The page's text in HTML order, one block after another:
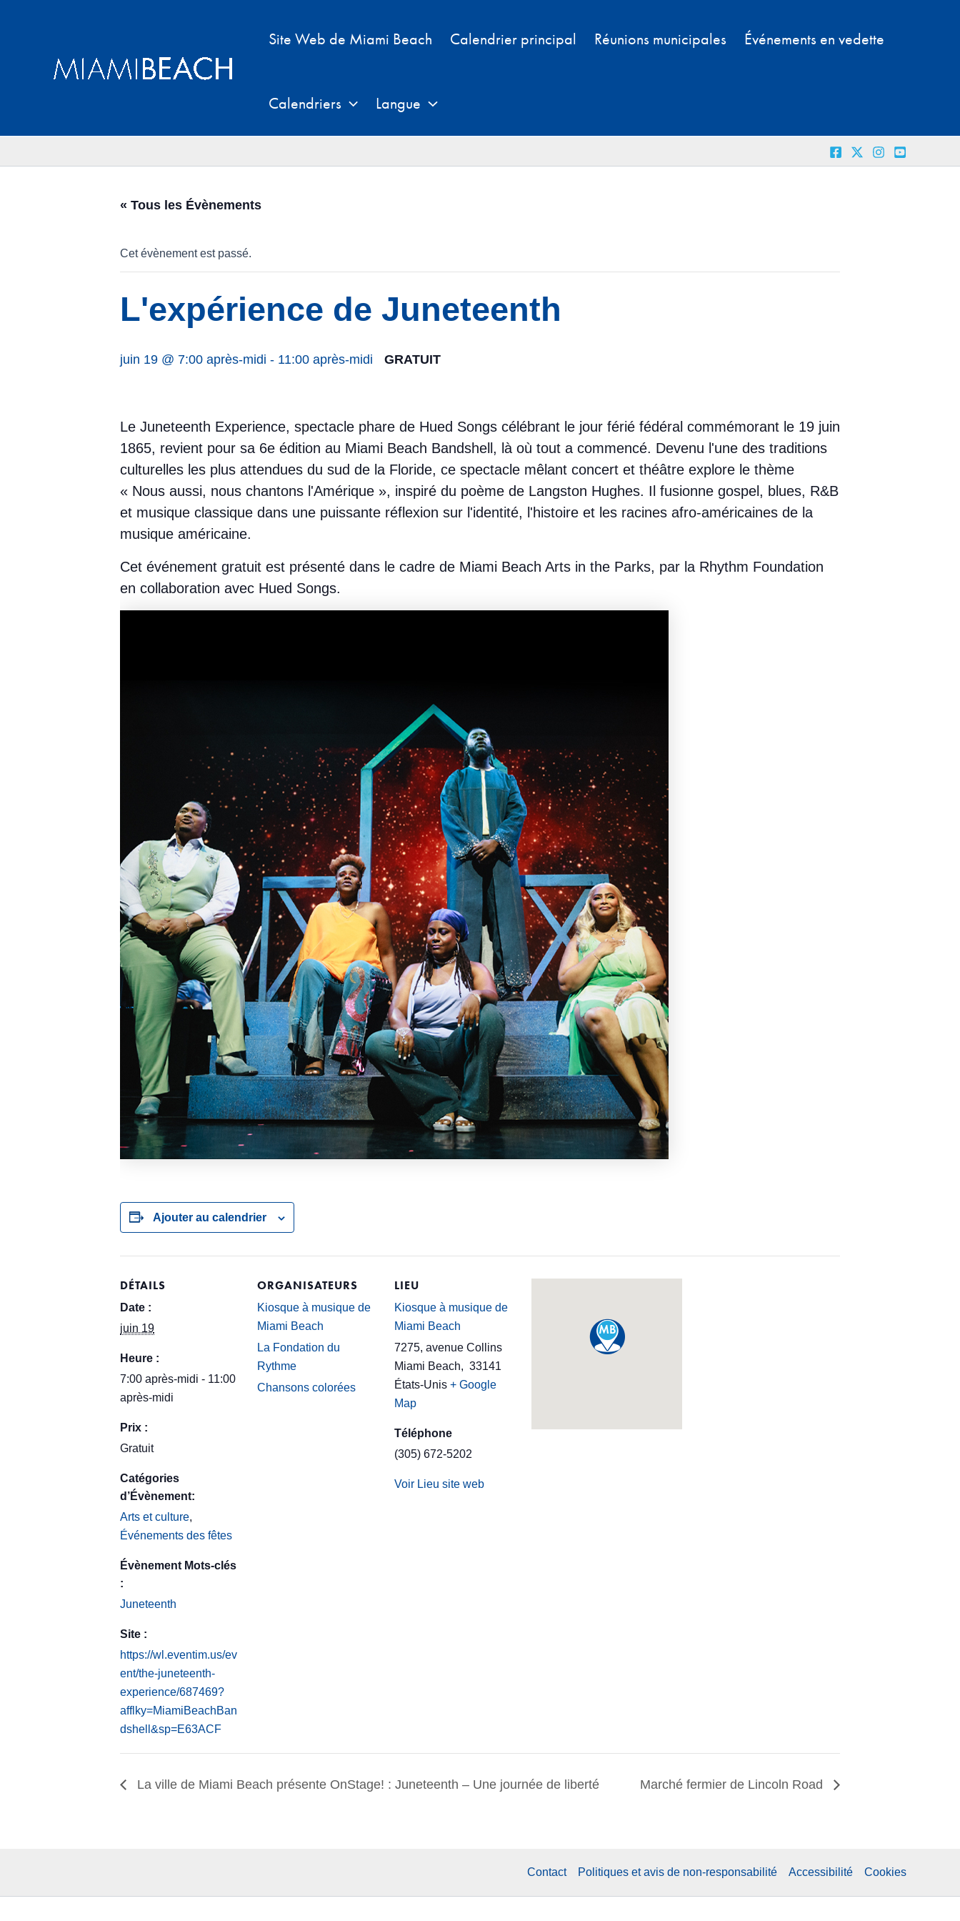
Site Web de Miami Beach Calendrier principal Réunions municipales Événements en vedette
Calendriers Langue
« Tous les Évènements
Cet évènement est passé.
L'expérience de Juneteenth
juin 19 @ 7:00 après-midi - 11:00 après-midi GRATUIT
Le Juneteenth Experience, spectacle phare de Hued Songs célébrant le jour férié fédéral commémorant le 19 juin
1865, revient pour sa 6e édition au Miami Beach Bandshell, là où tout a commencé. Devenu l'une des traditions
culturelles les plus attendues du sud de la Floride, ce spectacle mêlant concert et théâtre explore le thème
« Nous aussi, nous chantons l'Amérique », inspiré du poème de Langston Hughes. Il fusionne gospel, blues, R&B
et musique classique dans une puissante réflexion sur l'identité, l'histoire et les racines afro-américaines de la
musique américaine.
Cet événement gratuit est présenté dans le cadre de Miami Beach Arts in the Parks, par la Rhythm Foundation
en collaboration avec Hued Songs.
Ajouter au calendrier
DÉTAILS
Date :
juin 19
Heure :
7:00 après-midi - 11:00
après-midi
Prix :
Gratuit
Catégories
d’Évènement:
Arts et culture,
Événements des fêtes
Évènement Mots-clés
:
Juneteenth
Site :
https://wl.eventim.us/ev
ent/the-juneteenth-
experience/687469?
afflky=MiamiBeachBan
dshell&sp=E63ACF
ORGANISATEURS
Kiosque à musique de
Miami Beach
La Fondation du
Rythme
Chansons colorées
LIEU
Kiosque à musique de
Miami Beach
7275, avenue Collins
Miami Beach, 33141
États-Unis + Google
Map
Téléphone
(305) 672-5202
Voir Lieu site web
La ville de Miami Beach présente OnStage! : Juneteenth – Une journée de liberté Marché fermier de Lincoln Road
Contact Politiques et avis de non-responsabilité Accessibilité Cookies